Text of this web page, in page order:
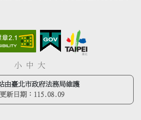
小 中 大
由臺北市政府法務局維護
更新日期： 115.08.09